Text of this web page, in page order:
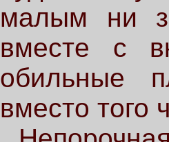
малым ни
вместе с
обильные
вместо того